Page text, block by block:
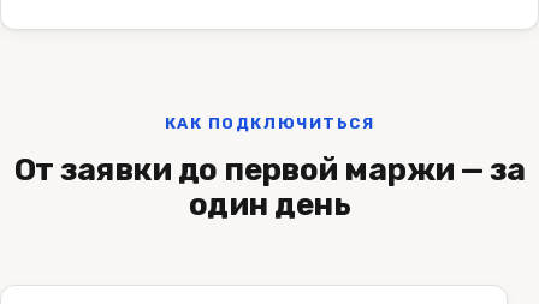
КАК ПОДКЛЮЧИТЬСЯ
От заявки до первой маржи — за
один день